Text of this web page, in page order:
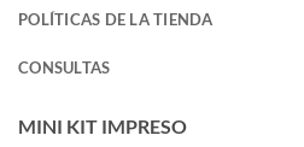
POLÍTICAS DE LA TIENDA
CONSULTAS
MINI KIT IMPRESO